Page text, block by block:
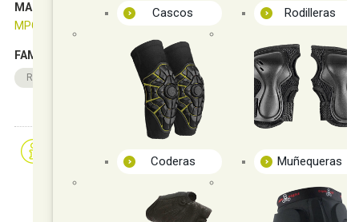
Cascos Rodilleras
Coderas Muñequeras
MARCA
MPC
FAMILIAS RELACIONADAS
Recambios Freeskate/Slalom